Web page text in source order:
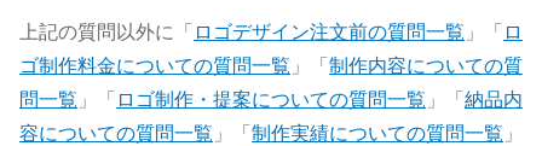
上記の質問以外に「 ロゴデザイン注文前の質問一覧 」「 ロ
ゴ制作料金についての質問一覧 」「 制作内容についての質
問一覧 」「 ロゴ制作・提案についての質問一覧 」「 納品内
容についての質問一覧 」「 制作実績についての質問一覧 」